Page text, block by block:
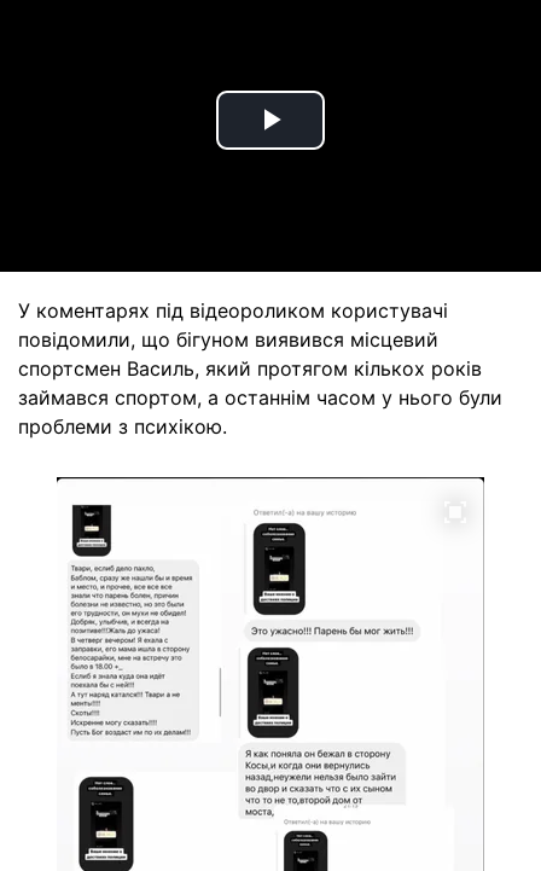
Play
У коментарях під відеороликом користувачі
повідомили, що бігуном виявився місцевий
спортсмен Василь, який протягом кількох років
займався спортом, а останнім часом у нього були
проблеми з психікою.